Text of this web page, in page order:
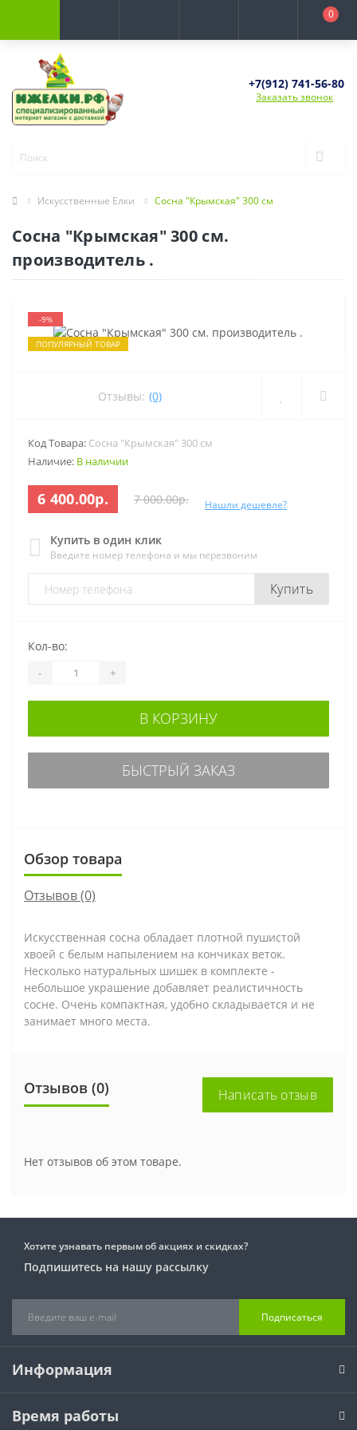
0
+7(912) 741-56-80
Заказать звонок
Искусственные Елки Сосна "Крымская" 300 см
Сосна "Крымская" 300 см.
производитель .
-9%
ПОПУЛЯРНЫЙ ТОВАР
Отзывы: (0)
Код Товара: Сосна "Крымская" 300 см
Наличие: В наличии
6 400.00р. 7 000.00р. Нашли дешевле?
Купить в один клик
Введите номер телефона и мы перезвоним
Купить
Кол-во:
- +
В КОРЗИНУ
БЫСТРЫЙ ЗАКАЗ
Обзор товара
Отзывов (0)
Искусственная сосна обладает плотной пушистой
хвоей с белым напылением на кончиках веток.
Несколько натуральных шишек в комплекте -
небольшое украшение добавляет реалистичность
сосне. Очень компактная, удобно складывается и не
занимает много места.
Отзывов (0) Написать отзыв
Нет отзывов об этом товаре.
Хотите узнавать первым об акциях и скидках?
Подпишитесь на нашу рассылку
Подписаться
Информация
Время работы